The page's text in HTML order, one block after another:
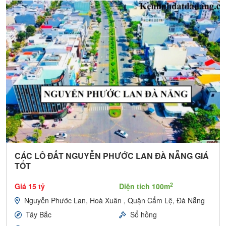
CÁC LÔ ĐẤT NGUYỄN PHƯỚC LAN ĐÀ NẴNG GIÁ
TỐT
Giá 15 tỷ Diện tích 100m2
Nguyễn Phước Lan, Hoà Xuân , Quận Cẩm Lệ, Đà Nẵng
Tây Bắc
Sổ hồng